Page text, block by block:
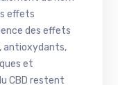
effets
des effets
antioxydants,
et
CBD restent